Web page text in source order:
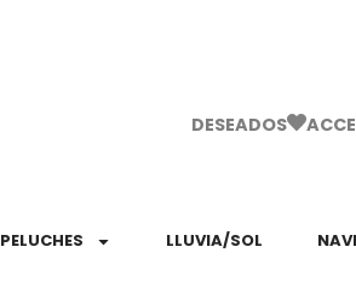
DESEADOS
PELUCHES LLUVIA/SOL